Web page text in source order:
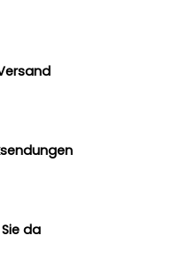
da